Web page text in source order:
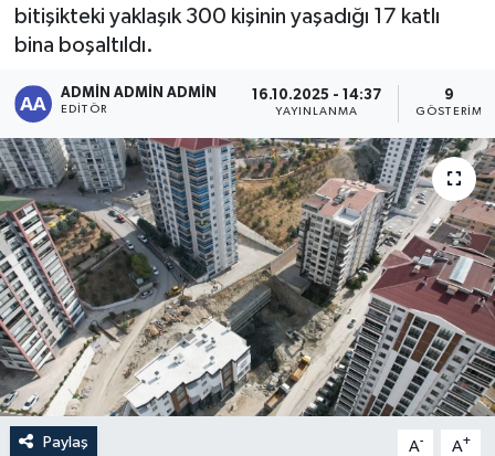
bitişikteki yaklaşık 300 kişinin yaşadığı 17 katlı
bina boşaltıldı.
ADMİN ADMİN ADMİN
EDITÖR
16.10.2025 - 14:37
YAYINLANMA
9
GÖSTERIM
Paylaş A- A+
Gündem
Magazin
Sağlık
Siyaset
Spor
Türkiye